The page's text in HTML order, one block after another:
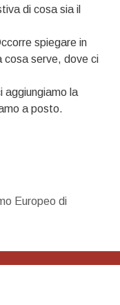
di cosa sia il
spiegare in
cosa serve, dove ci
aggiungiamo la
a posto.
Europeo di